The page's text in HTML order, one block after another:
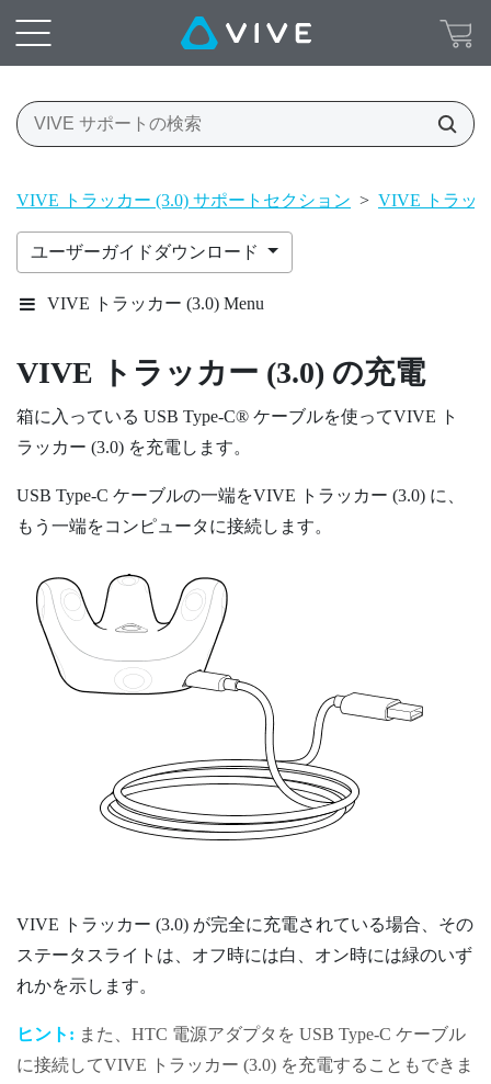
VIVE トラッカー (3.0) サポートセクション > VIVE トラッ
ユーザーガイドダウンロード
VIVE トラッカー (3.0) Menu
VIVE トラッカー (3.0) の充電
箱に入っている USB Type-C® ケーブルを使ってVIVE
ト
ラッカー (3.0) を充電します。
USB Type-C ケーブルの一端をVIVE トラッカー (3.0) に、
もう一端をコンピュータに接続します。
VIVE トラッカー (3.0) が完全に充電されている場合、その
ステータスライトは、オフ時には白、オン時には緑のいず
れかを示します。
ヒント: また、HTC 電源アダプタを USB Type-C ケーブル
に接続してVIVE トラッカー (3.0) を充電することもできま